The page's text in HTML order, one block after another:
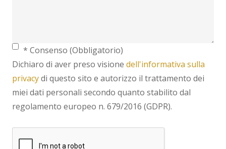
* Consenso (Obbligatorio)
Dichiaro di aver preso visione dell'informativa sulla
privacydi questo sito e autorizzo il trattamento dei
miei dati personali secondo quanto stabilito dal
regolamento europeo n. 679/2016 (GDPR).